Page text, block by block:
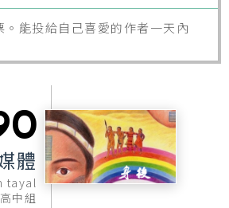
。能投給自己喜愛的作者一天內
員專區的進度表，它能協助完成
體
tayal
中組